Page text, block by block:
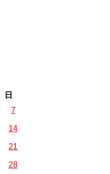
日
7
14
21
28